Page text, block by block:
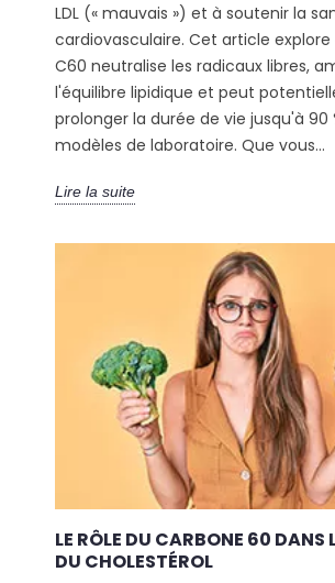
LDL (« mauvais ») et à soutenir la
cardiovasculaire. Cet article
C60 neutralise les radicaux libres,
l'équilibre lipidique et peut
prolonger la durée de vie jusqu'à 90
modèles de laboratoire. Que vous...
Lire la suite
LE RÔLE DU CARBONE 60 DANS
DU CHOLESTÉROL